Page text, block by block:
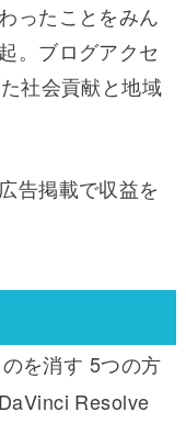
ったことをみん
。ブログアクセ
社会貢献と地域
告掲載で収益を
を消す 5つの方
Resolve